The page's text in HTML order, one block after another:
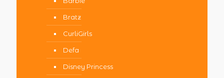
Bratz
CurliGirls
Defa
Disney Princess